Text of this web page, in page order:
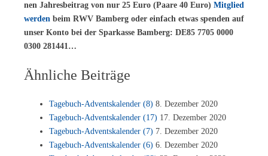
nen Jah­res­bei­trag von nur 25 Euro (Paa­re 40 Euro) Mit­glied
wer­den beim RWV Bam­berg oder ein­fach et­was spen­den auf
un­ser Kon­to bei der Spar­kas­se Bam­berg: DE85 7705 0000
0300 281441…
Ähnliche Beiträge
Ta­ge­buch-Ad­vents­ka­len­der (8) 8. De­zem­ber 2020
Ta­ge­buch-Ad­vents­ka­len­der (17) 17. De­zem­ber 2020
Ta­ge­buch-Ad­vents­ka­len­der (7) 7. De­zem­ber 2020
Ta­ge­buch-Ad­vents­ka­len­der (6) 6. De­zem­ber 2020